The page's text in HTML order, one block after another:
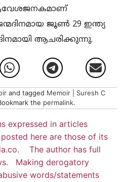
ജൂണ്‍ 29 ഇന്ത്യ
ദിനമായി ആചരിക്കുന്നു.
and tagged Memoir | Suresh C
the permalink.
expressed in articles
here are those of its
The author has full
Making derogatory
words/statements